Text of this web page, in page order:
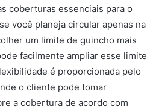
coberturas essenciais para o
você planeja circular apenas na
um limite de guincho mais
facilmente ampliar esse limite
é proporcionada pelo
o cliente pode tomar
a cobertura de acordo com